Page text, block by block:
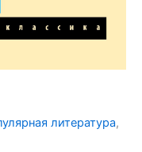
литература,